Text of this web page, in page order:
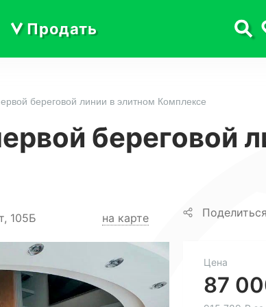
Продать
береговой линии в элитном Комплексе
береговой
105Б на карте
Цена
87